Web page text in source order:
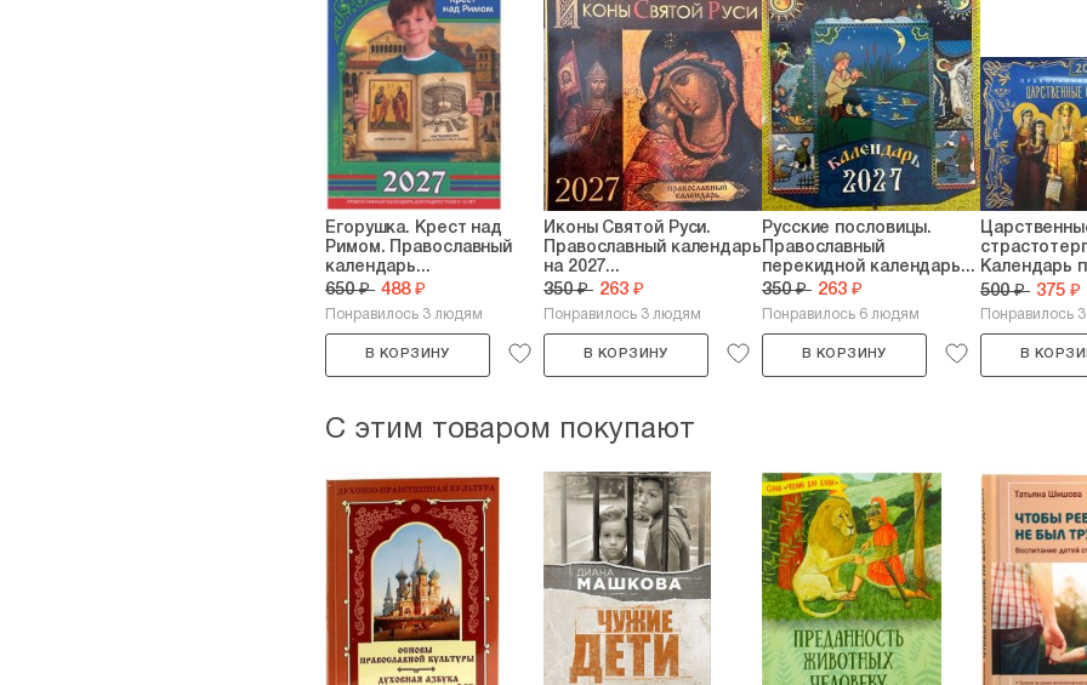
Егорушка. Крест над
Римом. Православный
календарь...
650 ₽ 488 ₽
Понравилось 3 людям
В КОРЗИНУ
Иконы Святой Руси.
Православный календарь
на 2027...
350 ₽ 263 ₽
Понравилось 3 людям
В КОРЗИНУ
Русские пословицы.
Православный
перекидной календарь...
350 ₽ 263 ₽
Понравилось 6 людям
В КОРЗИНУ
Календарь
на...
500 ₽ 375 ₽
Понравилось
В
С этим товаром покупают